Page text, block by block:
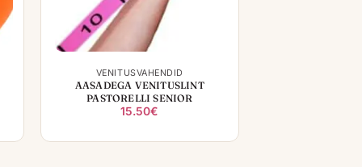
VENITUSVAHENDID
AASADEGA VENITUSLINT
PASTORELLI SENIOR
15.50€